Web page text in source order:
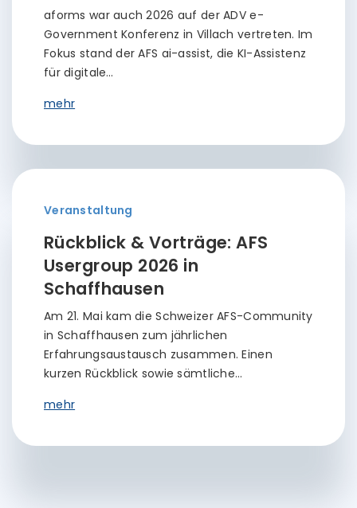
aforms war auch 2026 auf der ADV e-
Government Konferenz in Villach vertreten. Im
Fokus stand der AFS ai-assist, die KI-Assistenz
für digitale…
mehr
Veranstaltung
Rückblick & Vorträge: AFS
Usergroup 2026 in
Schaffhausen
Am 21. Mai kam die Schweizer AFS-Community
in Schaffhausen zum jährlichen
Erfahrungsaustausch zusammen. Einen
kurzen Rückblick sowie sämtliche…
mehr